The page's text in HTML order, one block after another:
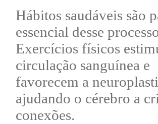
Hábitos saudáveis são
essencial desse
Exercícios físicos
circulação sanguínea e
favorecem a
ajudando o cérebro a
conexões.